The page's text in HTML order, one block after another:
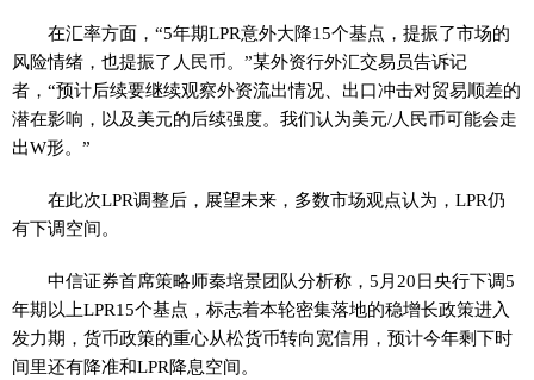
在汇率方面，“5年期LPR意外大降15个基点，提振了市场的
风险情绪，也提振了人民币。”某外资行外汇交易员告诉记
者，“预计后续要继续观察外资流出情况、出口冲击对贸易顺差的
潜在影响，以及美元的后续强度。我们认为美元/人民币可能会走
出W形。”
在此次LPR调整后，展望未来，多数市场观点认为，LPR仍
有下调空间。
中信证券首席策略师秦培景团队分析称，5月20日央行下调5
年期以上LPR15个基点，标志着本轮密集落地的稳增长政策进入
发力期，货币政策的重心从松货币转向宽信用，预计今年剩下时
间里还有降准和LPR降息空间。